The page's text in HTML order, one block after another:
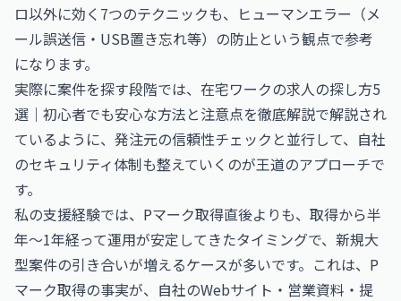
ロ以外に効く7つのテクニックも、ヒューマンエラー（メ
ール誤送信・USB置き忘れ等）の防止という観点で参考
になります。
実際に案件を探す段階では、 在宅ワークの求人の探し方5
選｜初心者でも安心な方法と注意点を徹底解説で解説され
ているように、発注元の信頼性チェックと並行して、自社
のセキュリティ体制も整えていくのが王道のアプローチで
す。
私の支援経験では、Pマーク取得直後よりも、取得から半
年〜1年経って運用が安定してきたタイミングで、新規大
型案件の引き合いが増えるケースが多いです。これは、P
マーク取得の事実が、自社のWebサイト・営業資料・提